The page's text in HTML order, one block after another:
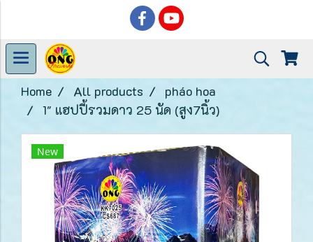
Home All products
pháo hoa
1" แฮปปี้รวมดาว 25 นัด (สูง7นิ้ว)
New